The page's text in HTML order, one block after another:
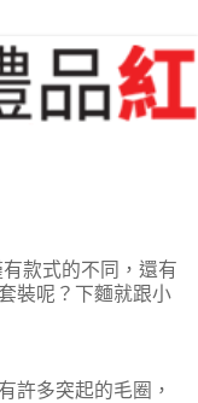
款式的不同，還有
裝呢？下麵就跟小
多突起的毛圈，